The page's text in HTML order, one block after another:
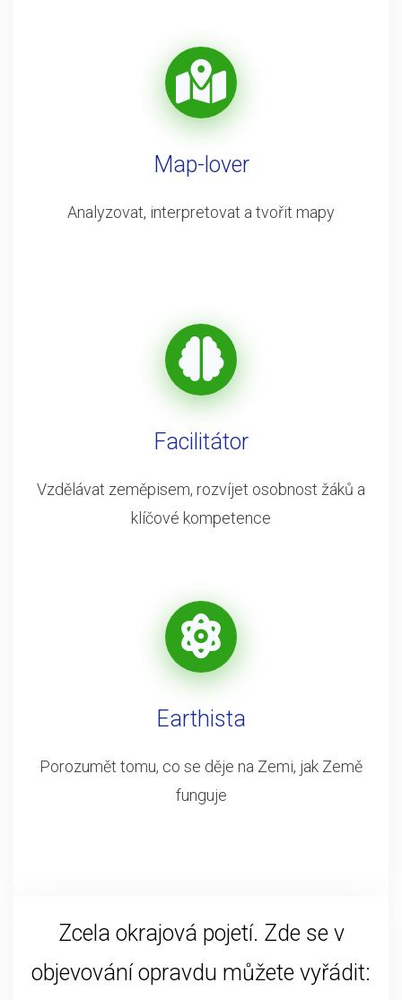
Map-lover
Analyzovat, interpretovat a tvořit mapy
Facilitátor
Vzdělávat zeměpisem, rozvíjet osobnost žáků a
klíčové kompetence
Earthista
Porozumět tomu, co se děje na Zemi, jak Země
funguje
Zcela okrajová pojetí. Zde se v
objevování opravdu můžete vyřádit: